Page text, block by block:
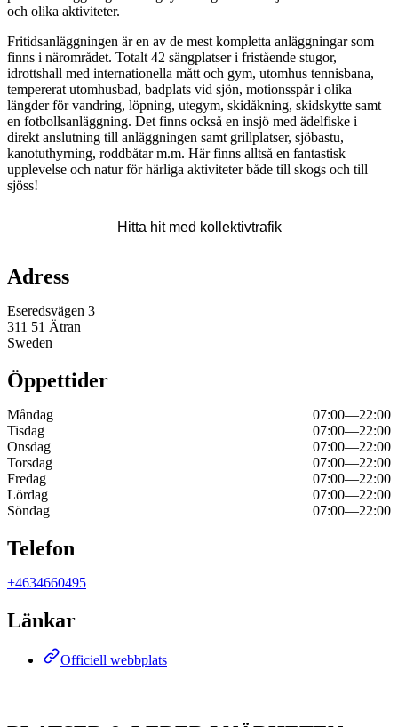
och olika aktiviteter.
Fritidsanläggningen är en av de mest kompletta anläggningar som
finns i närområdet. Totalt 42 sängplatser i fristående stugor,
idrottshall med internationella mått och gym, utomhus tennisbana,
tempererat utomhusbad, badplats vid sjön, motionsspår i olika
längder för vandring, löpning, utegym, skidåkning, skidskytte samt
en fotbollsanläggning. Det finns också en insjö med ädelfiske i
direkt anslutning till anläggningen samt grillplatser, sjöbastu,
kanotuthyrning, roddbåtar m.m. Här finns alltså en fantastisk
upplevelse och natur för härliga aktiviteter både till skogs och till
sjöss!
Hitta hit med kollektivtrafik
Adress
Eseredsvägen 3
311 51 Ätran
Sweden
Öppettider
Måndag 07:00—22:00
Tisdag
07:00—22:00
Onsdag
07:00—22:00
Torsdag
07:00—22:00
Fredag
07:00—22:00
Lördag
07:00—22:00
Söndag
07:00—22:00
Telefon
+4634660495
Länkar
Officiell webbplats